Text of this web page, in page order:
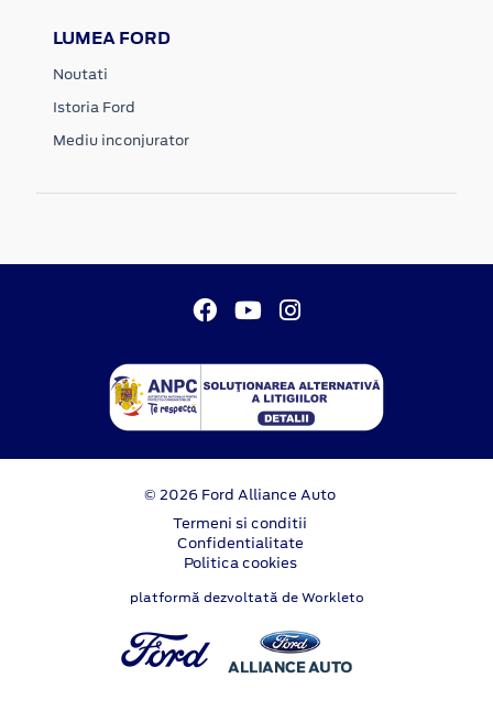
LUMEA FORD
Noutati
Istoria Ford
Mediu inconjurator
© 2026 Ford Alliance Auto
Termeni si conditii
Confidentialitate
Politica cookies
platformă dezvoltată de Workleto